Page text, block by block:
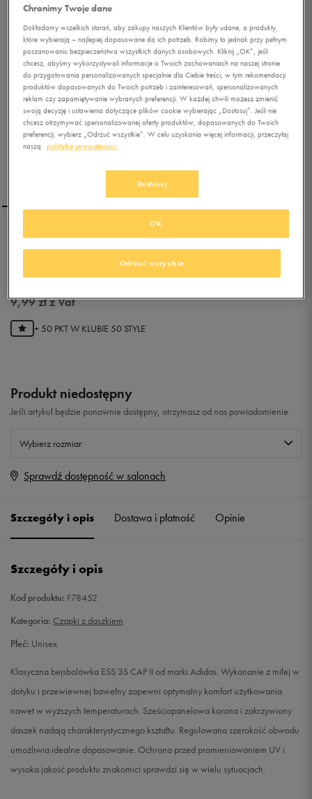
ADIDAS CZAPKA ESS 3S
CAP II
9,99złz Vat
+ 50 PKT W KLUBIE 50 STYLE
Produkt niedostępny
Jeśli artykuł będzie ponownie dostępny, otrzymasz od nas powiadomienie.
Wybierz rozmiar
Rozmiary EU
ONE SIZE
Sprawdź dostępność w salonach
Szczegóły i opis Dostawa i płatność Opinie
Szczegóły i opis
Kod produktu: F78452
Kategoria: Czapki z daszkiem
Płeć: Unisex
Klasyczna bejsbolówka ESS 3S CAP II od marki Adidas. Wykonanie z miłej w
dotyku i przewiewnej bawełny zapewni optymalny komfort użytkowania
nawet w wyższych temperaturach. Sześciopanelowa korona i zakrzywiony
daszek nadają charakterystycznego kształtu. Regulowana szerokość obwodu
umożliwia idealne dopasowanie. Ochrona przed promieniowaniem UV i
wysoka jakość produktu znakomici sprawdzi się w wielu sytuacjach.
Chronimy Twoje dane
Dokładamy wszelkich starań, aby zakupy naszych Klientów były udane, a produkty,
które wybierają – najlepiej dopasowane do ich potrzeb. Robimy to jednak przy pełnym
poszanowaniu bezpieczeństwa wszystkich danych osobowych. Kliknij „OK”, jeśli
chcesz, abyśmy wykorzystywali informacje o Twoich zachowaniach na naszej stronie
do przygotowania personalizowanych specjalnie dla Ciebie treści, w tym rekomendacji
produktów dopasowanych do Twoich potrzeb i zainteresowań, spersonalizowanych
reklam czy zapamiętywanie wybranych preferencji. W każdej chwili możesz zmienić
swoją decyzję i ustawienia dotyczące plików cookie wybierając „Dostosuj”. Jeśli nie
chcesz otrzymywać spersonalizowanej oferty produktów, dopasowanych do Twoich
preferencji, wybierz „Odrzuć wszystkie”. W celu uzyskania więcej informacji, przeczytaj
naszą
politykę prywatności.
Dostosuj
Odrzuć wszystkie
OK